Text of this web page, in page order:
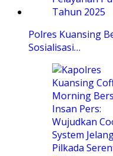
Polres Kuansing
Sosialisasi…